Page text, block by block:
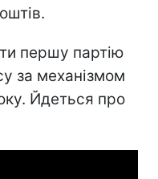
першу партію
за механізмом
Йдеться про